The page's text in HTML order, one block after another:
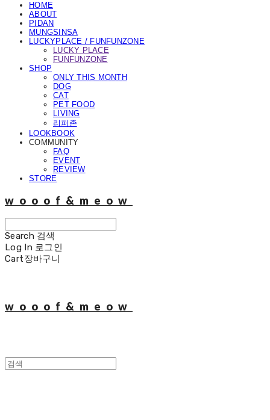
HOME
ABOUT
PIDAN
MUNGSINSA
LUCKYPLACE / FUNFUNZONE
LUCKY PLACE
FUNFUNZONE
SHOP
ONLY THIS MONTH
DOG
CAT
PET FOOD
LIVING
리퍼존
LOOKBOOK
COMMUNITY
FAQ
EVENT
REVIEW
STORE
wooof&meow
Search 검색
Log In 로그인
Cart장바구니
wooof&meow